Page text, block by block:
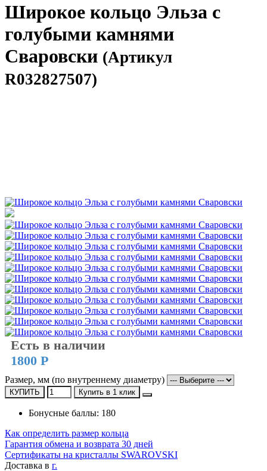
Широкое кольцо Эльза с
голубыми камнями
Сваровски (Артикул
R032827507)
Есть в наличии
1800 Р
Размер, мм (по внутреннему диаметру)
КУПИТЬ Купить в 1 клик
Бонусные баллы: 180
Как определить размер кольца
Гарантия обмена и возврата 30 дней
Сертификаты на кристаллы SWAROVSKI
Доставка в г.